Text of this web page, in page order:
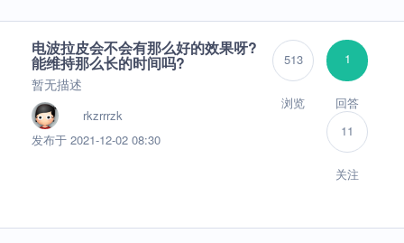
电波拉皮会不会有那么好的效果呀?
能维持那么长的时间吗?
暂无描述
rkzrrrzk
发布于 2021-12-02 08:30
513
浏览
1
回答
11
关注